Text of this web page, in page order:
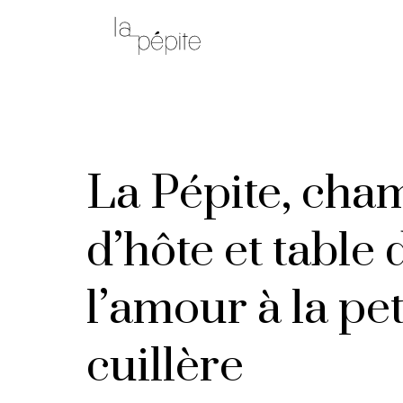
La Pépite,
d’hôte et table
l’amour à la
cuillère